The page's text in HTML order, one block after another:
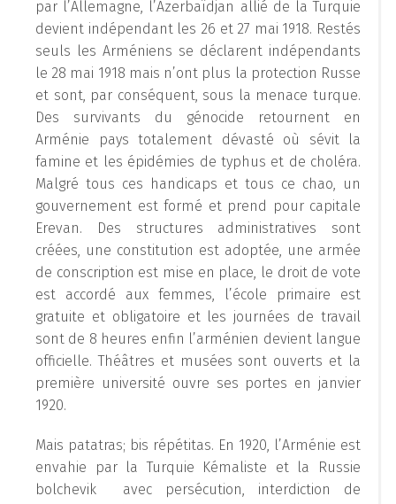
par l’Allemagne, l’Azerbaïdjan allié de la Turquie
devient indépendant les 26 et 27 mai 1918. Restés
seuls les Arméniens se déclarent indépendants
le 28 mai 1918 mais n’ont plus la protection Russe
et sont, par conséquent, sous la menace turque.
Des survivants du génocide retournent en
Arménie pays totalement dévasté où sévit la
famine et les épidémies de typhus et de choléra.
Malgré tous ces handicaps et tous ce chao, un
gouvernement est formé et prend pour capitale
Erevan. Des structures administratives sont
créées, une constitution est adoptée, une armée
de conscription est mise en place, le droit de vote
est accordé aux femmes, l’école primaire est
gratuite et obligatoire et les journées de travail
sont de 8 heures enfin l’arménien devient langue
officielle. Théâtres et musées sont ouverts et la
première université ouvre ses portes en janvier
1920.
Mais patatras; bis répétitas. En 1920, l’Arménie est
envahie par la Turquie Kémaliste et la Russie
bolchevik avec persécution, interdiction de